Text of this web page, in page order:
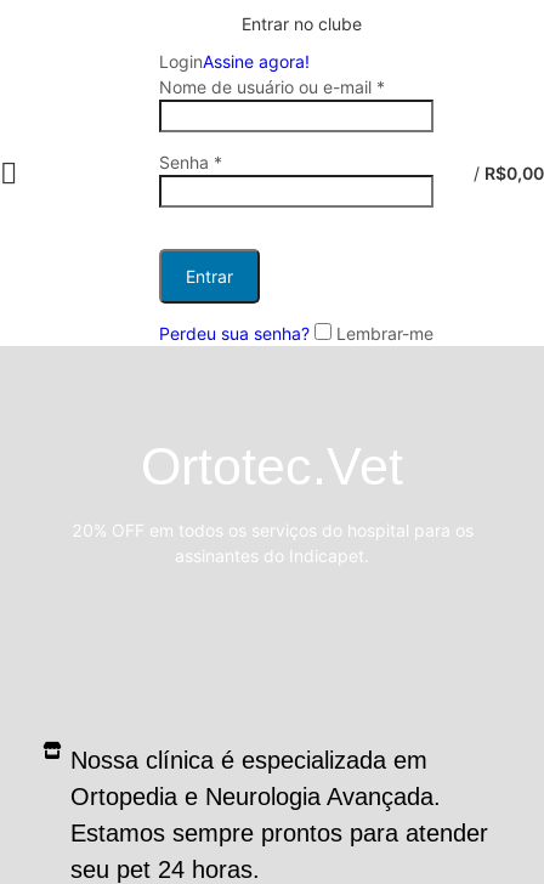
Entrar no clube
LoginAssine agora!
Nome de usuário ou e-mail *
Senha *
Entrar
Perdeu sua senha? Lembrar-me
/ R$0,00
Ortotec.Vet
20% OFF em todos os serviços do hospital para os
assinantes do Indicapet.
Nossa clínica é especializada em
Ortopedia e Neurologia Avançada.
Estamos sempre prontos para atender
seu pet 24 horas.